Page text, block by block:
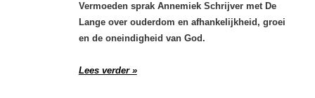
Vermoeden sprak Annemiek Schrijver met De
Lange over ouderdom en afhankelijkheid, groei
en de oneindigheid van God.
Lees verder »